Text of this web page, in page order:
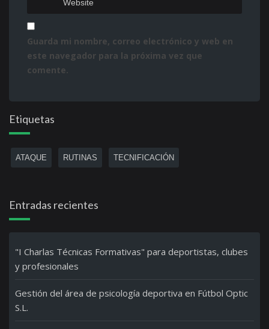
Guarda mi nombre, correo electrónico y web en
este navegador para la próxima vez que
comente.
Etiquetas
ATAQUE RUTINAS TECNIFICACIÓN
Entradas recientes
"I Charlas Técnicas Formativas" para deportistas, clubes
y profesionales
Gestión del área de psicología deportiva en Fútbol Optic
S.L.